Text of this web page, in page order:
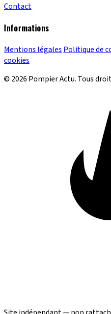
Contact
Informations
Mentions légales Politique de
cookies
© 2026 Pompier Actu. Tous